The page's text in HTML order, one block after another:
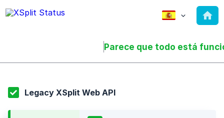
Parece que todo está
Legacy XSplit Web API